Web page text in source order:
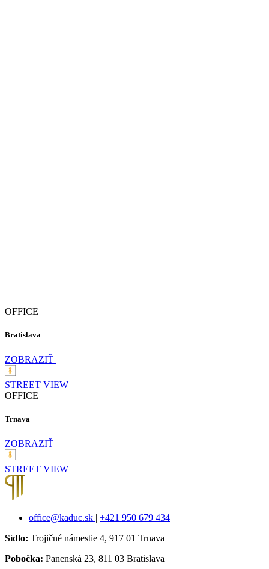
OFFICE
Bratislava
ZOBRAZIŤ
STREET VIEW
OFFICE
Trnava
ZOBRAZIŤ
STREET VIEW
office@kaduc.sk
+421 950 679 434
Sídlo: Trojičné námestie 4, 917 01 Trnava
Pobočka: Panenská 23, 811 03 Bratislava